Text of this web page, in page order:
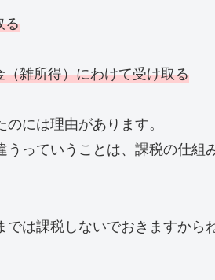
る
雑所得）にわけて受け取る
には理由があります。
っていうことは、課税の仕組
は課税しないでおきますから